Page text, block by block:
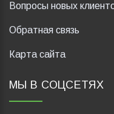
Вопросы новых
Обратная связь
Карта сайта
МЫ В СОЦСЕТЯХ